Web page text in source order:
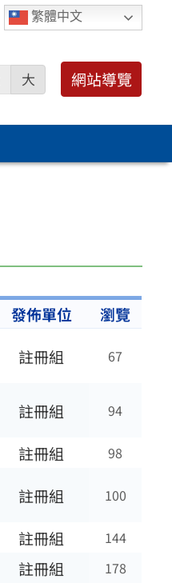
繁體中文
大 網站導覽
發佈單位
瀏覽
註冊組 67
註冊組 94
註冊組 98
註冊組 100
註冊組 144
註冊組 178